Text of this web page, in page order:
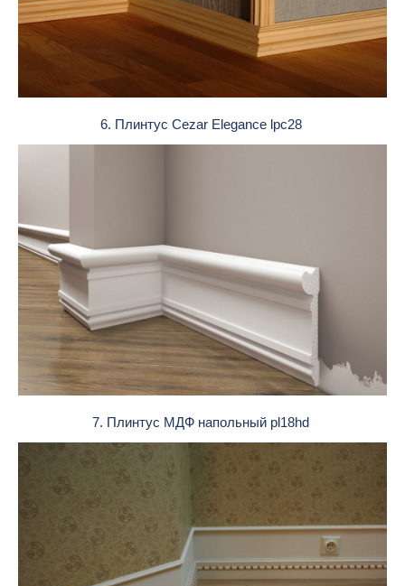
6. Плинтус Cezar Elegance lpc28
7. Плинтус МДФ напольный pl18hd